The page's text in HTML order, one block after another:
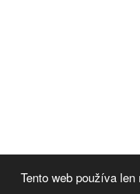
Tento web používa